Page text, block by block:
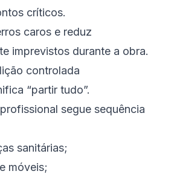
críticos.
caros e reduz
imprevistos durante a obra.
controlada
“partir tudo”.
segue sequência
sanitárias;
móveis;